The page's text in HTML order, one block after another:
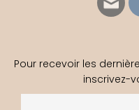
Pour recevoir les
inscrivez-